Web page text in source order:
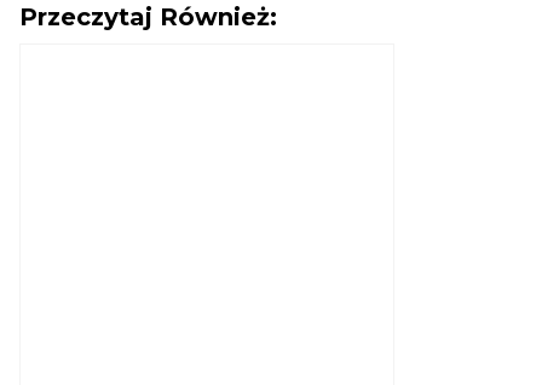
Przeczytaj Również: